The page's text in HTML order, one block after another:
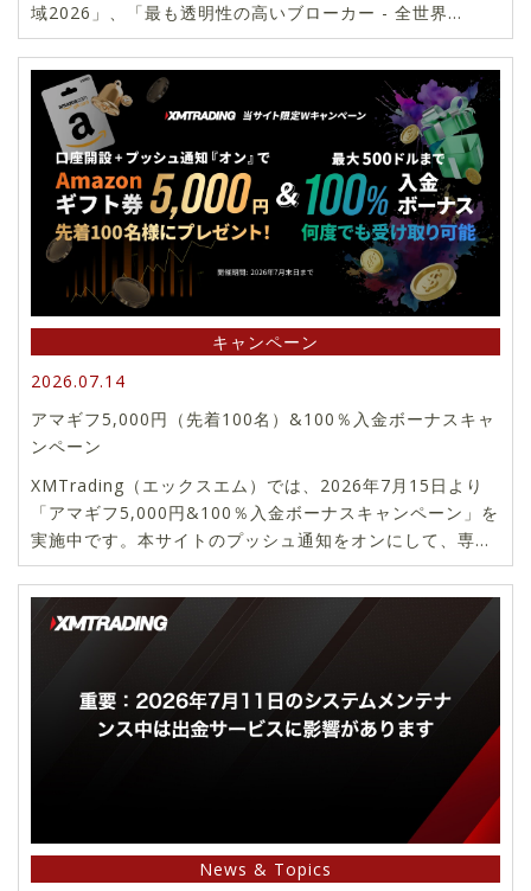
域2026」、「最も透明性の高いブローカー - 全世界
2026」、「ベストカスタマーサポート - 全世界2026」を
受賞しました。
キャンペーン
2026.07.14
アマギフ5,000円（先着100名）&100％入金ボーナスキャ
ンペーン
XMTrading（エックスエム）では、2026年7月15日より
「アマギフ5,000円&100％入金ボーナスキャンペーン」を
実施中です。本サイトのプッシュ通知をオンにして、専用
リンクから口座開設頂いた方の中から先着100名様に
5,000円分のアマギフをプレゼント。さらに、条件をクリ
アしたすべてのお客様は、100％入金ボーナスもご利用頂
News & Topics